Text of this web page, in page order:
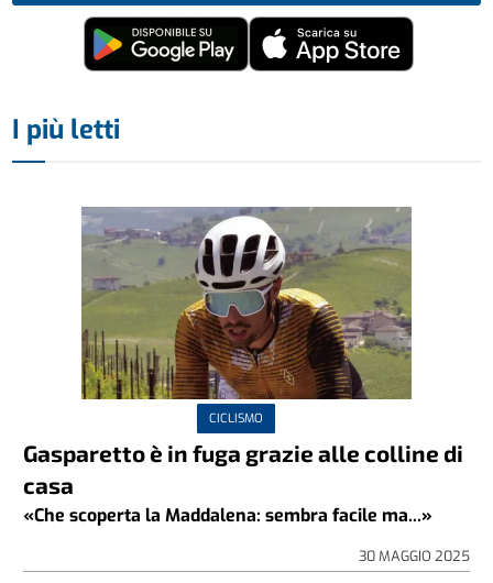
I più letti
CICLISMO
Gasparetto è in fuga grazie alle colline di
casa
«Che scoperta la Maddalena: sembra facile ma...»
30 MAGGIO 2025